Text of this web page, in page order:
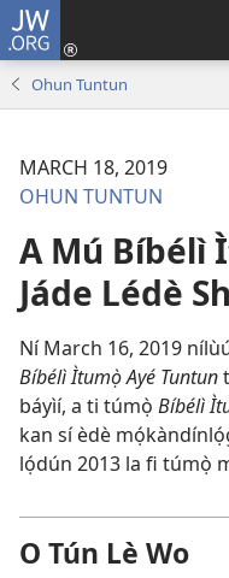
JW.ORG
Ohun Tuntun
MARCH 18, 2019
OHUN TUNTUN
A Mú Bíbélì
Jáde Lédè
Ní March 16, 2019
Bíbélì Ìtumọ̀ Ayé Tuntun
báyìí, a ti túmọ̀ Bíbélì
kan sí èdè
lọ́dún 2013 la fi túmọ̀
O Tún Lè Wo